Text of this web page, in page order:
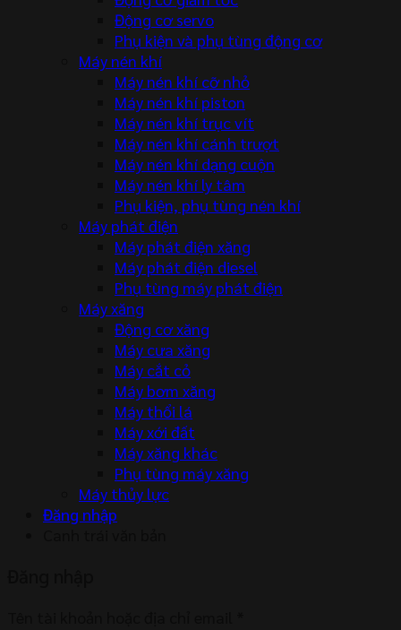
Động cơ servo
Phụ kiện và phụ tùng động cơ
Máy nén khí
Máy nén khí cỡ nhỏ
Máy nén khí piston
Máy nén khí trục vít
Máy nén khí cánh trượt
Máy nén khí dạng cuộn
Máy nén khí ly tâm
Phụ kiện, phụ tùng nén khí
Máy phát điện
Máy phát điện xăng
Máy phát điện diesel
Phụ tùng máy phát điện
Máy xăng
Động cơ xăng
Máy cưa xăng
Máy cắt cỏ
Máy bơm xăng
Máy thổi lá
Máy xới đất
Máy xăng khác
Phụ tùng máy xăng
Máy thủy lực
Đăng nhập